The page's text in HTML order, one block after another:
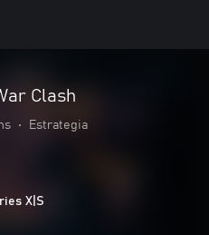
Clash
• Estrategia
X|S